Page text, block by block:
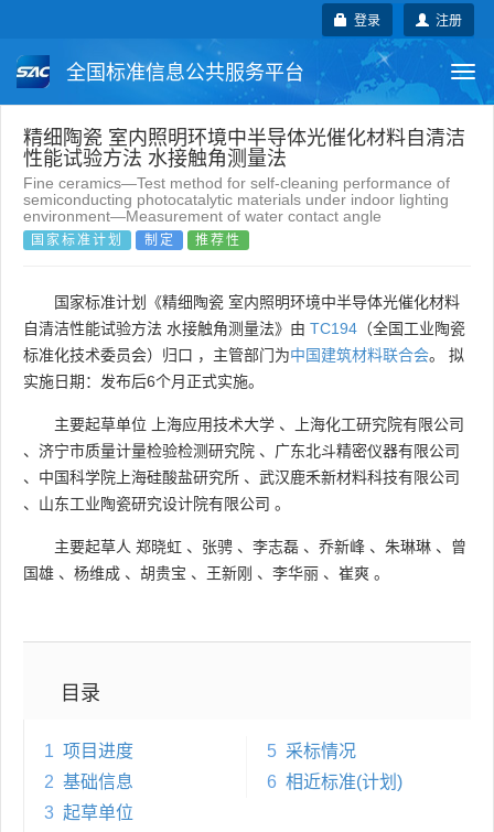
注册
登录
全国标准信息公共服务平台
国家标准 行业标准 地方标准
团体标准 企业标准 国际标准
国外标准 技术委员会
精细陶瓷 室内照明环境中半导体光催化材料自清洁
性能试验方法 水接触角测量法
Fine ceramics—Test method for self-cleaning performance of
semiconducting photocatalytic materials under indoor lighting
environment—Measurement of water contact angle
国家标准计划 制定 推荐性
国家标准计划《精细陶瓷 室内照明环境中半导体光催化材料
自清洁性能试验方法 水接触角测量法》由 TC194 （全国工业陶瓷
标准化技术委员会）归口 ，主管部门为中国建筑材料联合会。 拟
实施日期：发布后6个月正式实施。
主要起草单位 上海应用技术大学 、
上海化工研究院有限公司
、 济宁市质量计量检验检测研究院 、 广东北斗精密仪器有限公司
、 中国科学院上海硅酸盐研究所 、 武汉鹿禾新材料科技有限公司
、 山东工业陶瓷研究设计院有限公司 。
主要起草人 郑晓虹 、 张骋 、 李志磊 、 乔新峰 、 朱琳琳 、 曾
国雄 、 杨维成 、 胡贵宝 、 王新刚 、 李华丽 、 崔爽 。
目录
1 项目进度
2 基础信息
3 起草单位
5 采标情况
6 相近标准(计划)